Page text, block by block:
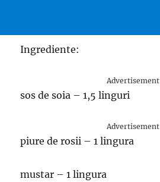
Ingrediente:
Advertisement
sos de soia – 1,5 linguri
Advertisement
piure de rosii – 1 lingura
mustar – 1 lingura